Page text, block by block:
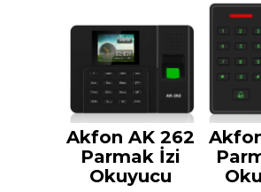
Akfon AK 262
Parmak İzi
Okuyucu